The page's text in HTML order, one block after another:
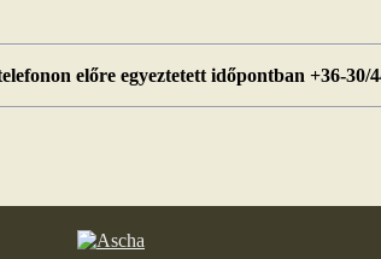
előre egyeztetett időpontban +36-30/